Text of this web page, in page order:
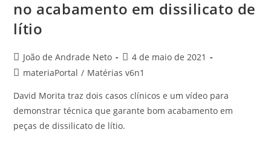
no acabamento em dissilicato de
lítio
João de Andrade Neto
4 de maio de 2021
materiaPortal / Matérias v6n1
David Morita traz dois casos clínicos e um vídeo para
demonstrar técnica que garante bom acabamento em
peças de dissilicato de lítio.